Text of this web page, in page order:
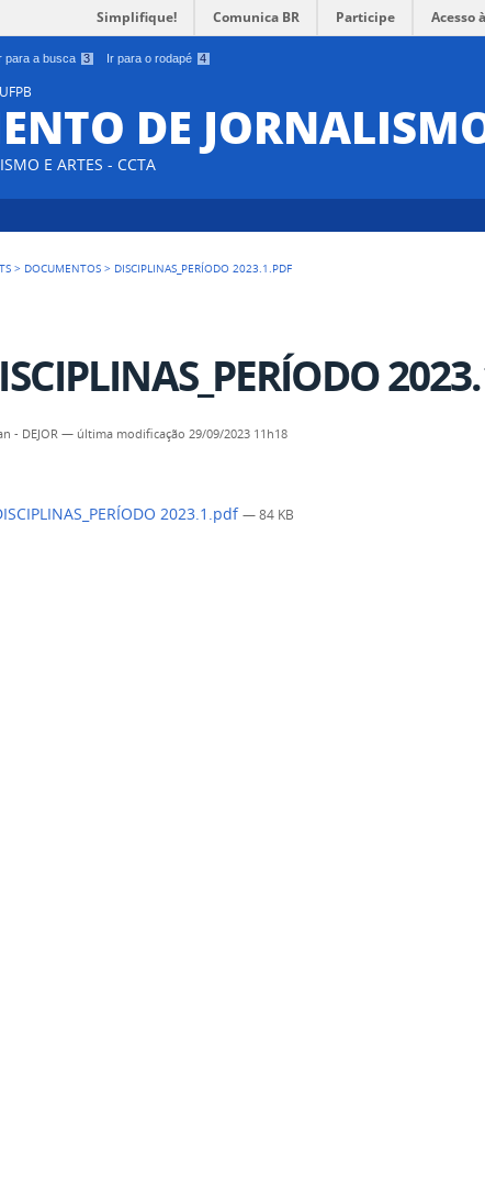
para a busca 3 Ir para o rodapé 4
Simplifique! Comunica BR Participe Acesso
DE
E ARTES - CCTA
> DOCUMENTOS > DISCIPLINAS_PERÍODO 2023.1.PDF
- DEJOR — última modificação 29/09/2023 11h18
2023.1.pdf— 84 KB